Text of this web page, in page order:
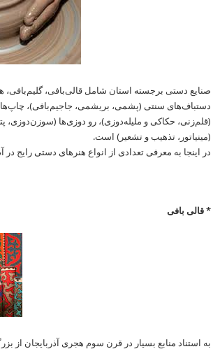
صنایع دستی برجسته استان شامل قالی‌بافی،
دستباف‌های سنتی (پشمی، بریشمی، جاجیم‌بافی)،
(قلم‌زنی، حکاکی و ملیله‌دوزی)، رو دوزی‌ها (سوزن‌دوزی،
(مینیاتور، تذهیب و تشعیر) است.
در اینجا به معرفی تعدادی از انواع هنرهای دستی رایج
* قالی ‌بافی
به استناد منابع بسیار در قرن سوم هجری آذربایجان از